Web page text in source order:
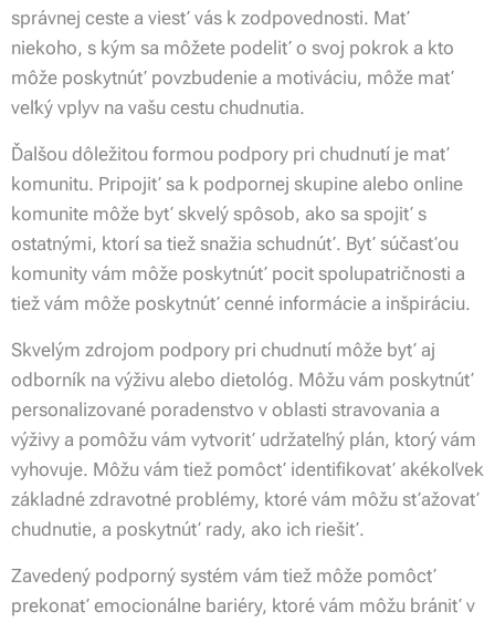
správnej ceste a viesť vás k zodpovednosti. Mať
niekoho, s kým sa môžete podeliť o svoj pokrok a kto
môže poskytnúť povzbudenie a motiváciu, môže mať
veľký vplyv na vašu cestu chudnutia.
Ďalšou dôležitou formou podpory pri chudnutí je mať
komunitu. Pripojiť sa k podpornej skupine alebo online
komunite môže byť skvelý spôsob, ako sa spojiť s
ostatnými, ktorí sa tiež snažia schudnúť. Byť súčasťou
komunity vám môže poskytnúť pocit spolupatričnosti a
tiež vám môže poskytnúť cenné informácie a inšpiráciu.
Skvelým zdrojom podpory pri chudnutí môže byť aj
odborník na výživu alebo dietológ. Môžu vám poskytnúť
personalizované poradenstvo v oblasti stravovania a
výživy a pomôžu vám vytvoriť udržateľný plán, ktorý vám
vyhovuje. Môžu vám tiež pomôcť identifikovať akékoľvek
základné zdravotné problémy, ktoré vám môžu sťažovať
chudnutie, a poskytnúť rady, ako ich riešiť.
Zavedený podporný systém vám tiež môže pomôcť
prekonať emocionálne bariéry, ktoré vám môžu brániť v